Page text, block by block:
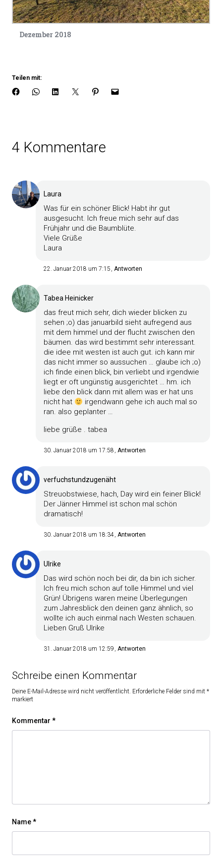
Dezember 2018
Teilen mit:
4 Kommentare
Laura
Was für ein schöner Blick! Habt ihr gut
ausgesucht. Ich freue mich sehr auf das
Frühjahr und die Baumblüte.
Viele Grüße
Laura
22. Januar 2018 um 7:15 Antworten
Tabea Heinicker
das freut mich sehr, dich wieder blicken zu
sehen ;o) das januarbild sieht aufregend aus
mit dem himmel und der flucht zwischen den
bäumen. das wird bestimmt sehr interessant.
die idee mit westen ist auch gut. ich kann mir
das nicht immer so aussuchen … glaube ich ;o)
ich finde einen blick, bin verliebt und irgendwie
liegt er oft ungünstig ausgerichtet … hm. ich
liebe den blick dann mit allem was er hat uns
nicht hat
irgendwann gehe ich auch mal so
ran. also geplanter …
liebe grüße . tabea
30. Januar 2018 um 17:58 Antworten
verfuchstundzugenäht
Streuobstwiese, hach, Day wird ein feiner Blick!
Der Jänner Himmel ist schon mal schön
dramatisch!
30. Januar 2018 um 18:34 Antworten
Ulrike
Das wird schön noch bei dir, da bin ich sicher.
Ich freu mich schon auf tolle Himmel und viel
Grün! Übrigens waren meine Überlegungen
zum Jahresblick den deinen ganz ähnlich, so
wollte ich auch einmal nach Westen schauen.
Lieben Gruß Ulrike
31. Januar 2018 um 12:59 Antworten
Schreibe einen Kommentar
Deine E-Mail-Adresse wird nicht veröffentlicht. Erforderliche Felder sind mit *
markiert
Kommentar *
Name*